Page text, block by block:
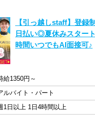
【引っ越しstaff】登録
日払い◎夏休みスター
時間いつでもAI面接可♪
給1350円～
ルバイト・パート
1日以上 1日4時間以上